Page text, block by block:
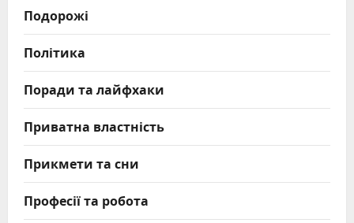
Подорожі
Політика
Поради та лайфхаки
Приватна властність
Прикмети та сни
Професії та робота